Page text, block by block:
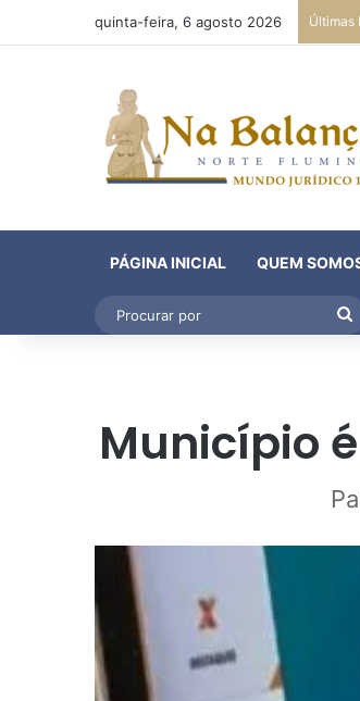
quinta-feira, 6 agosto 2026 Últimas
PÁGINA INICIAL QUEM
Município